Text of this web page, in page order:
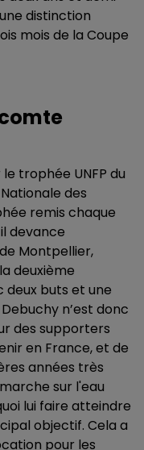
distinction
mois de la Coupe
trophée UNFP du
des
remis chaque
devance
Montpellier,
deuxième
deux buts et une
n’est donc
des supporters
en France, et de
années très
sur l'eau
lui faire atteindre
objectif. Cela a
pour les